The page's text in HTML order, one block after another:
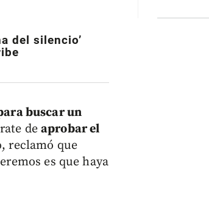
del silencio’
buscar un
de aprobar el
reclamó que
es que haya